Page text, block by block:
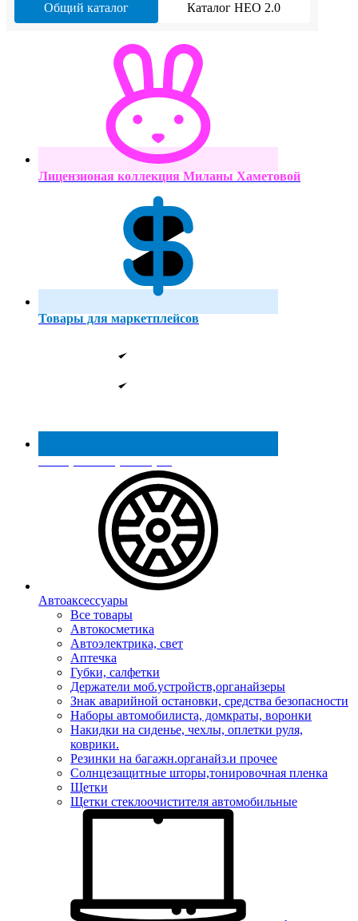
Общий каталог Каталог НЕО 2.0
Лицензионая коллекция Миланы Хаметовой
Товары для маркетплейсов
Реестр МинПромТорга
Автоаксессуары
Все товары
Автокосметика
Автоэлектрика, свет
Аптечка
Губки, салфетки
Держатели моб.устройств,органайзеры
Знак аварийной остановки, средства безопасности
Наборы автомобилиста, домкраты, воронки
Накидки на сиденье, чехлы, оплетки руля,
коврики.
Резинки на багажн.органайз.и прочее
Солнцезащитные шторы,тонировочная пленка
Щетки
Щетки стеклоочистителя автомобильные